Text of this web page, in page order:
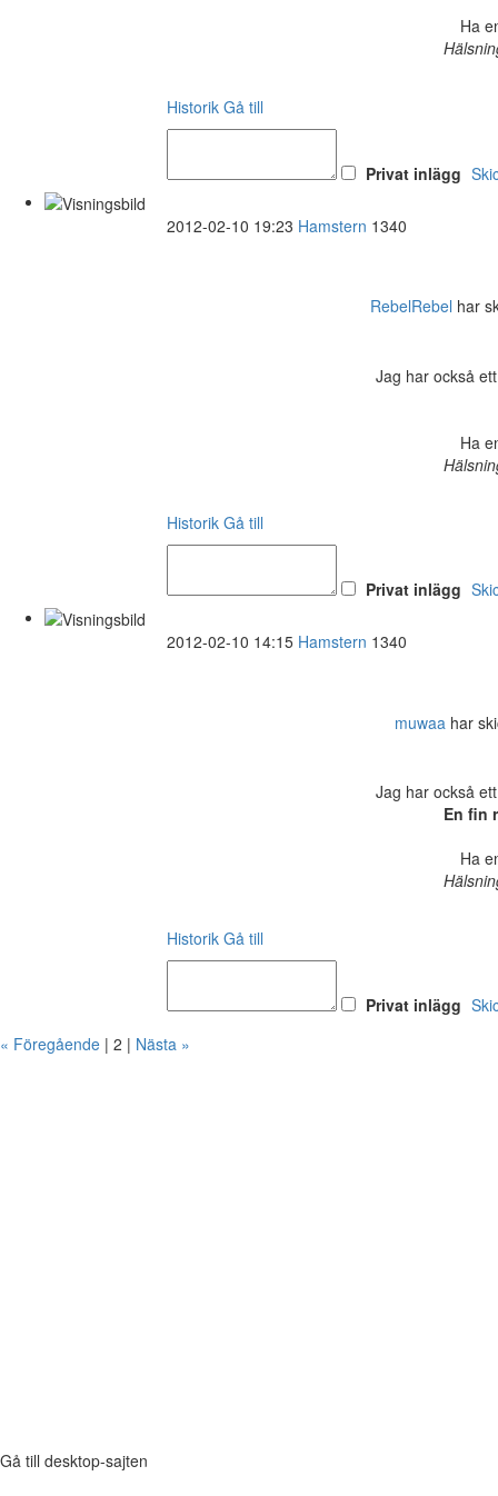
Ha
Historik Gå till
Privat inlägg
2012-02-10 19:23 Hamstern 1340
RebelRebel har
Jag har också
Ha
Historik Gå till
Privat inlägg
2012-02-10 14:15 Hamstern 1340
muwaa har
Jag har också
En fin
Ha
Historik Gå till
Privat inlägg
« Föregående | 2 | Nästa »
Gå till desktop-sajten